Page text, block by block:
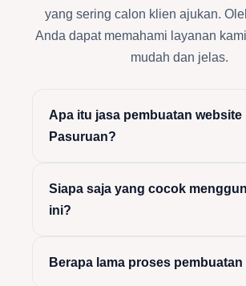
yang sering calon klien ajukan.
Anda dapat memahami layanan
mudah dan jelas.
Apa itu jasa pembuatan website
Pasuruan?
Siapa saja yang cocok
ini?
Berapa lama proses